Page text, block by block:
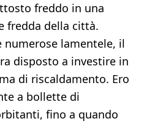
freddo in una
fredda della città.
lamentele, il
disposto a investire in
di riscaldamento. Ero
a bollette di
fino a quando